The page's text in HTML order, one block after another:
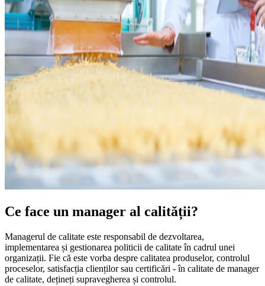
Ce face un manager al calității?
Managerul de calitate este responsabil de dezvoltarea,
implementarea și gestionarea politicii de calitate în cadrul unei
organizații. Fie că este vorba despre calitatea produselor, controlul
proceselor, satisfacția clienților sau certificări - în calitate de manager
de calitate, dețineți supravegherea și controlul.